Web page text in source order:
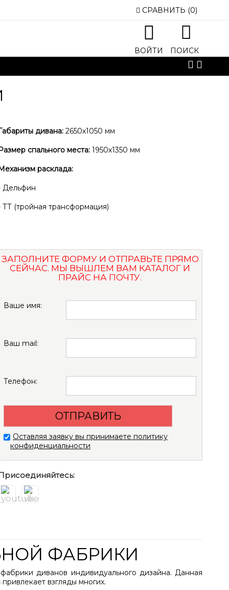
adipisicing elit, sed do eiusmod tempor
aliqua. Ut enim ad minim veniam, quis nostrud
ut aliquip ex ea commodo consequat.
ПРОЧИТАЙТЕ БОЛЬШЕ
СРАВНИТЬ (0)
ПОИСК
ВОЙТИ
дивана: 2650х1050 мм
спального места: 1950х1350 мм
расклада:
Дельфин
ТТ (тройная трансформация)
ЗАПОЛНИТЕ ФОРМУ И ОТПРАВЬТЕ ПРЯМО
СЕЙЧАС. МЫ ВЫШЛЕМ ВАМ КАТАЛОГ И
ПРАЙС НА ПОЧТУ.
Ваше имя:
Ваш mail:
Телефон:
Оставляя заявку вы принимаете политику
конфиденциальности
ФАБРИКИ
диванов индивидуального дизайна. Данная
взгляды многих.